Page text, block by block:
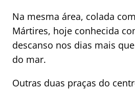
Na mesma área, colada
Mártires, hoje conhecida
descanso nos dias mais
do mar.
Outras duas praças do